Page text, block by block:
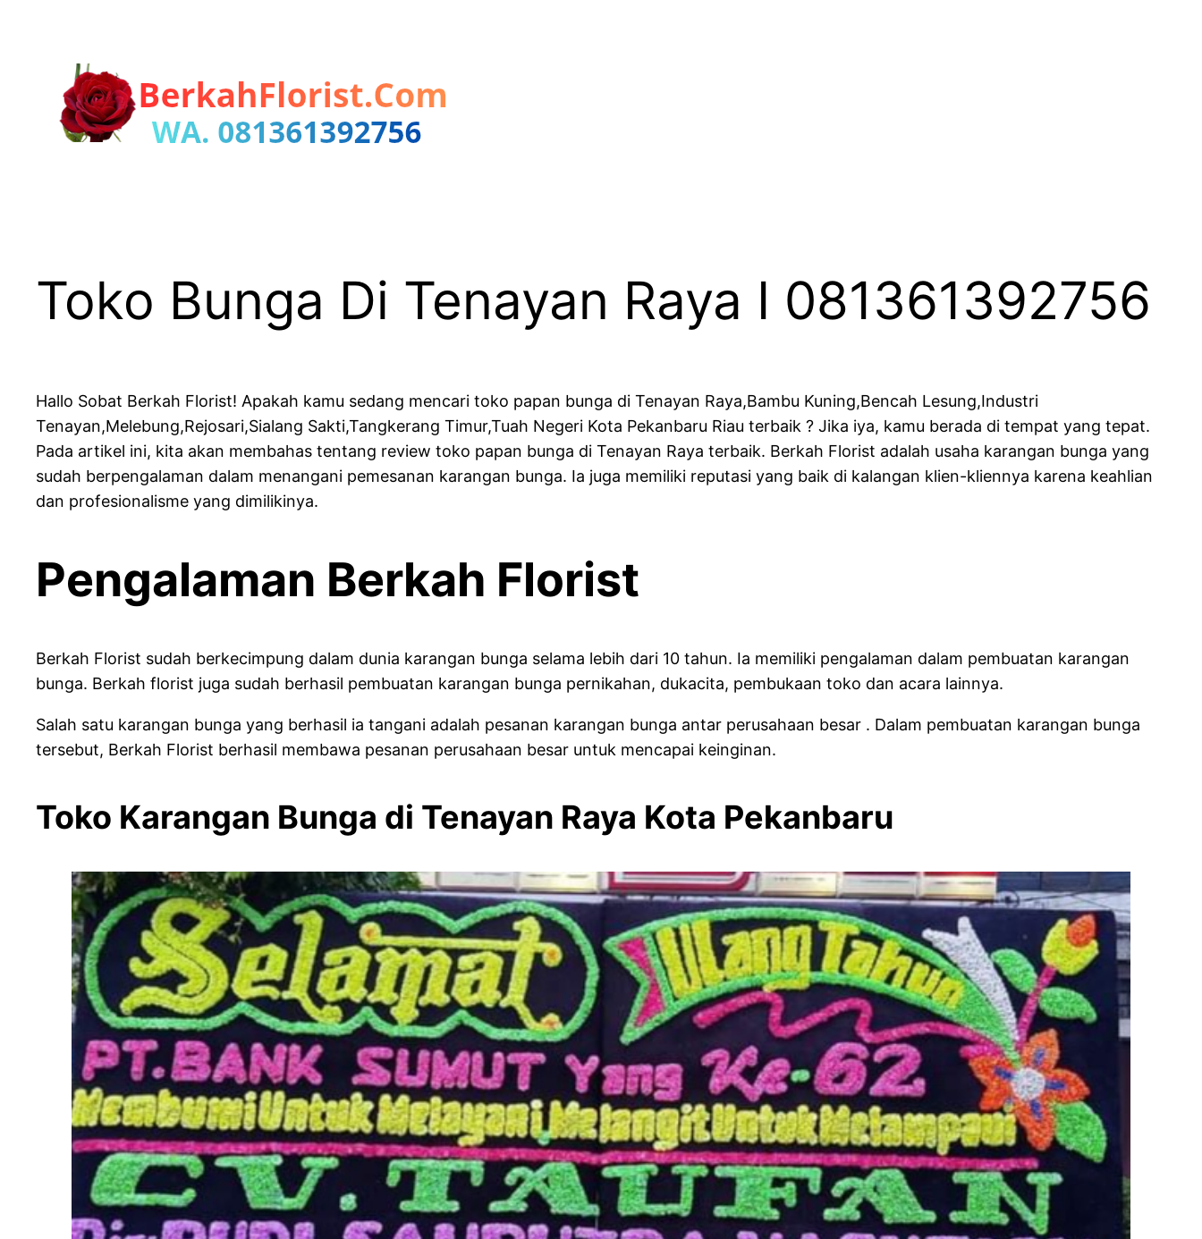
Toko Bunga Di Tenayan Raya I 081361392756
Hallo Sobat Berkah Florist! Apakah kamu sedang mencari toko papan bunga di Tenayan Raya,Bambu Kuning,Bencah Lesung,Industri
Tenayan,Melebung,Rejosari,Sialang Sakti,Tangkerang Timur,Tuah Negeri Kota Pekanbaru Riau terbaik ? Jika iya, kamu berada di tempat yang tepat.
Pada artikel ini, kita akan membahas tentang review toko papan bunga di Tenayan Raya terbaik. Berkah Florist adalah usaha karangan bunga yang
sudah berpengalaman dalam menangani pemesanan karangan bunga. Ia juga memiliki reputasi yang baik di kalangan klien-kliennya karena keahlian
dan profesionalisme yang dimilikinya.
Pengalaman Berkah Florist
Berkah Florist sudah berkecimpung dalam dunia karangan bunga selama lebih dari 10 tahun. Ia memiliki pengalaman dalam pembuatan karangan
bunga. Berkah florist juga sudah berhasil pembuatan karangan bunga pernikahan, dukacita, pembukaan toko dan acara lainnya.
Salah satu karangan bunga yang berhasil ia tangani adalah pesanan karangan bunga antar perusahaan besar . Dalam pembuatan karangan bunga
tersebut, Berkah Florist berhasil membawa pesanan perusahaan besar untuk mencapai keinginan.
Toko Karangan Bunga di Tenayan Raya Kota Pekanbaru